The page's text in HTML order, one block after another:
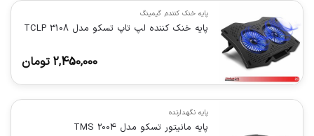
پایه خنک کننده, گیمینگ
پایه خنک کننده لپ تاپ تسکو مدل TCLP 3108
2,450,000 تومان
پایه نگهدارنده
پایه مانیتور تسکو مدل TMS 2004